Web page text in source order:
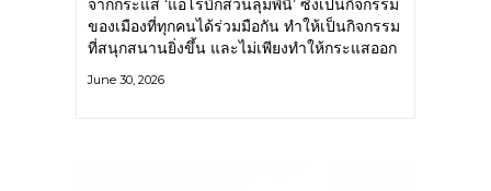
จากกระแส ‘แอโรบิกสวนลุมพินี’ ซึ่งเป็นกิจกรรม
ของเมืองที่ทุกคนได้ร่วมมือกัน ทำให้เป็นกิจกรรม
ที่สนุกสนานยิ่งขึ้น และไม่เพียงทำให้กระแสออก
กระจายไปยังหลายพื้นที่ของประเทศที่อยากออก
June 30, 2026